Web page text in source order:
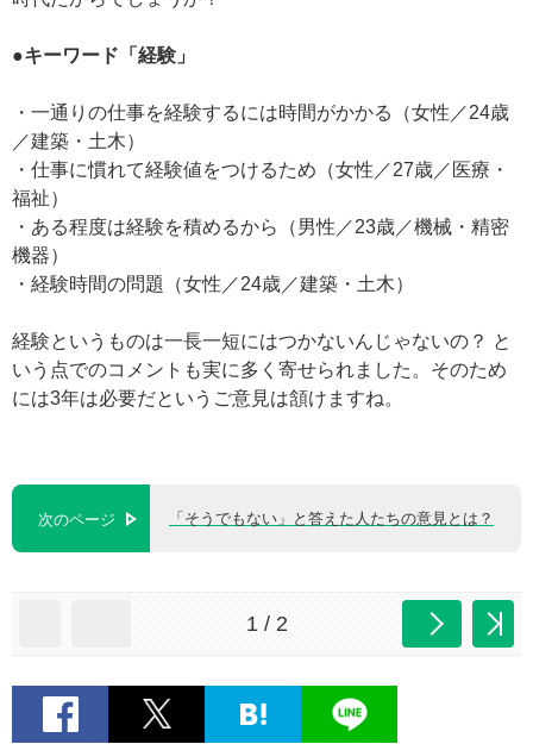
●キーワード「経験」
・一通りの仕事を経験するには時間がかかる（女性／24歳
／建築・土木）
・仕事に慣れて経験値をつけるため（女性／27歳／医療・
福祉）
・ある程度は経験を積めるから（男性／23歳／機械・精密
機器）
・経験時間の問題（女性／24歳／建築・土木）
経験というものは一長一短にはつかないんじゃないの？ と
いう点でのコメントも実に多く寄せられました。そのため
には3年は必要だというご意見は頷けますね。
次のページ 「そうでもない」と答えた人たちの意見とは？
1 / 2